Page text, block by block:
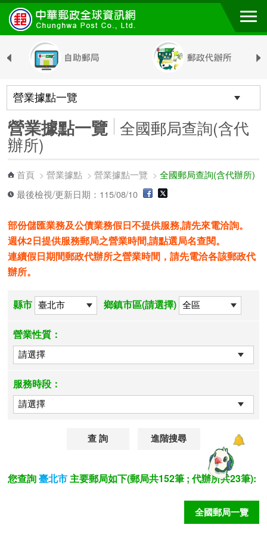
跳到主要內容區塊
營業據點一覽 全國郵局查詢(含代
辦所)
首頁 >營業據點 >營業據點一覽 >全國郵局查詢(含代辦所)
最後檢視/更新日期：115/08/10
部份儲匯業務及公債業務假日不提供服務,請先來電洽詢。
週休2日提供服務郵局之營業時間,請點選局名查閱。
連續假日期間郵政代辦所之營業時間，請先電洽各該郵政代
辦所。
縣市 鄉鎮市區(請選擇)
營業性質：
服務時段：
進階搜尋
您查詢臺北市 主要郵局如下(郵局共152筆 ; 代辦所共23筆):
全國郵局一覽